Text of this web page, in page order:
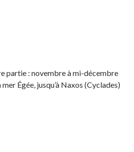
partie : novembre à mi-décembre
Égée, jusqu’à Naxos (Cyclades)